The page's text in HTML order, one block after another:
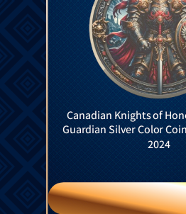
Canadian Knights of
Guardian Silver Color
2024